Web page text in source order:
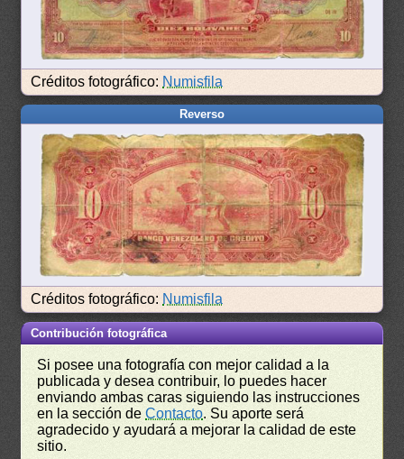
Créditos fotográfico: Numisfila
Reverso
Créditos fotográfico: Numisfila
Contribución fotográfica
Si posee una fotografía con mejor calidad a la
publicada y desea contribuir, lo puedes hacer
enviando ambas caras siguiendo las instrucciones
en la sección deContacto. Su aporte será
agradecido y ayudará a mejorar la calidad de este
sitio.